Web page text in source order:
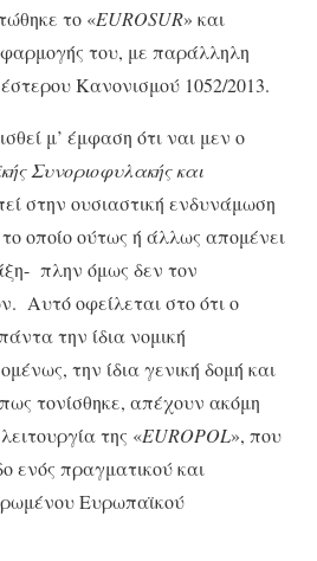
το «EUROSUR» και
του, με παράλληλη
Κανονισμού 1052/2013.
μ’ έμφαση ότι ναι μεν ο
Συνοριοφυλακής και
στην ουσιαστική ενδυνάμωση
οποίο ούτως ή άλλως απομένει
πλην όμως δεν τον
Αυτό οφείλεται στο ότι ο
την ίδια νομική
την ίδια γενική δομή και
τονίσθηκε, απέχουν ακόμη
της «EUROPOL», που
ενός πραγματικού και
Ευρωπαϊκού